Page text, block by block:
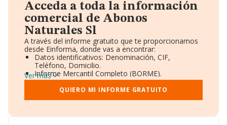
Acceda a toda la información
comercial de Abonos
Naturales Sl
A través del informe gratuito que te proporcionamos
desde Einforma, donde vas a encontrar:
Datos identificativos: Denominación, CIF,
Teléfono, Domicilio.
Informe Mercantil Completo (BORME).
Gráficos de Evolución Ventas y Empleados.
Consejo de Administración y Administradores.
Directivos y Ejecutivos.
Ver más
QUIERO MI INFORME GRATUITO